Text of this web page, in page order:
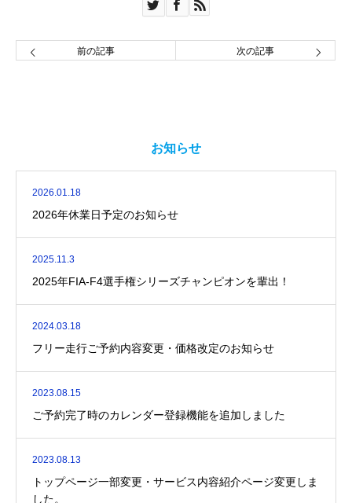
前の記事 次の記事
お知らせ
2026.01.18
2026年休業日予定のお知らせ
2025.11.3
2025年FIA-F4選手権シリーズチャンピオンを輩出！
2024.03.18
フリー走行ご予約内容変更・価格改定のお知らせ
2023.08.15
ご予約完了時のカレンダー登録機能を追加しました
2023.08.13
トップページ一部変更・サービス内容紹介ページ変更しま
した。